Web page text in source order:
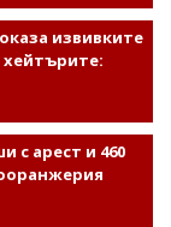
извивките
хейтърите:
с арест и 460